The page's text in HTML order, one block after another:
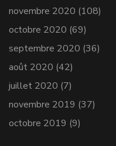
novembre 2020 (108)
octobre 2020 (69)
septembre 2020 (36)
août 2020 (42)
juillet 2020 (7)
novembre 2019 (37)
octobre 2019 (9)